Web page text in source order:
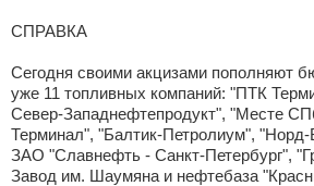
СПРАВКА
Сегодня своими акцизами пополняют
уже 11 топливных компаний: "ПТК
Север-Западнефтепродукт", "Месте
Терминал", "Балтик-Петролиум",
ЗАО "Славнефть - Санкт-Петербург",
Завод им. Шаумяна и нефтебаза